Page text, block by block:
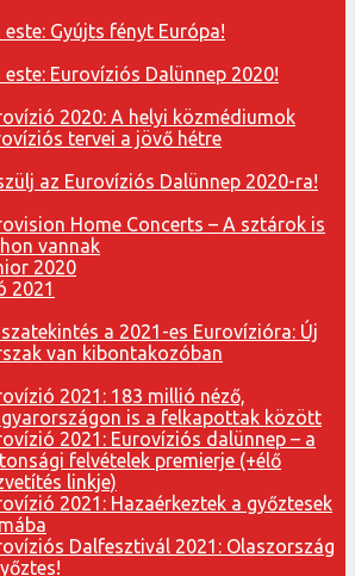
este: Gyújts fényt Európa!
este: Eurovíziós Dalünnep 2020!
2020: A helyi közmédiumok
tervei a jövő hétre
az Eurovíziós Dalünnep 2020-ra!
Home Concerts – A sztárok is
vannak
2020
2021
a 2021-es Eurovízióra: Új
van kibontakozóban
2021: 183 millió néző,
is a felkapottak között
2021: Eurovíziós dalünnep – a
felvételek premierje (+élő
linkje)
2021: Hazaérkeztek a győztesek
Dalfesztivál 2021: Olaszország